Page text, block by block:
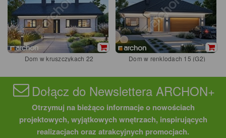
Dom w kruszczykach 22 Dom w renklodach 15 (G2)
Dołącz do Newslettera ARCHON+
Otrzymuj na bieżąco informacje o nowościach
projektowych, wyjątkowych wnętrzach, inspirujących
realizacjach oraz atrakcyjnych promocjach.